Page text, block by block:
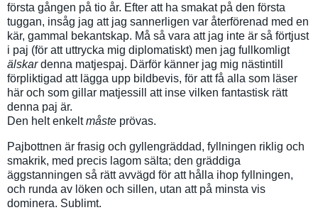
första gången på tio år. Efter att ha smakat på den första
tuggan, insåg jag att jag sannerligen var återförenad med en
kär, gammal bekantskap. Må så vara att jag inte är så förtjust
i paj (för att uttrycka mig diplomatiskt) men jag fullkomligt
älskardenna matjespaj. Därför känner jag mig nästintill
förpliktigad att lägga upp bildbevis, för att få alla som läser
här och som gillar matjessill att inse vilken fantastisk rätt
denna paj är.
Den helt enkeltmåste prövas.
Pajbottnen är frasig och gyllengräddad, fyllningen riklig och
smakrik, med precis lagom sälta; den gräddiga
äggstanningen så rätt avvägd för att hålla ihop fyllningen,
och runda av löken och sillen, utan att på minsta vis
dominera. Sublimt.